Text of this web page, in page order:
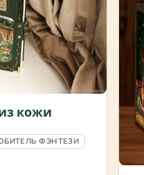
кожи
ФЭНТЕЗИ